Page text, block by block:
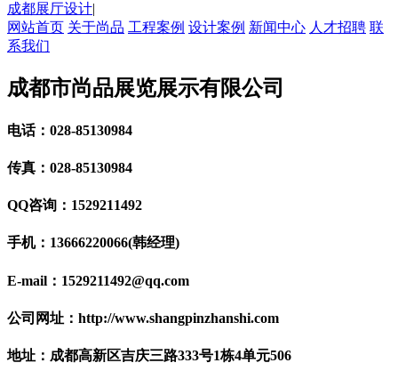
成都展厅设计|
网站首页 关于尚品 工程案例 设计案例 新闻中心 人才招聘 联
系我们
成都市尚品展览展示有限公司
电话：028-85130984
传真：028-85130984
QQ咨询：1529211492
手机：13666220066(韩经理)
E-mail：1529211492@qq.com
公司网址：http://www.shangpinzhanshi.com
地址：成都高新区吉庆三路333号1栋4单元506